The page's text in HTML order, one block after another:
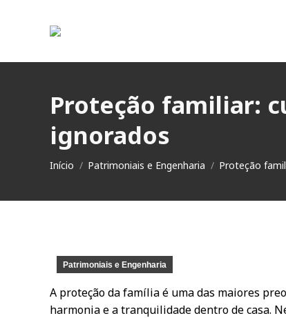
Proteção familiar:
ignorados
Você está aqui:
Início Patrimoniais e Engenharia Proteção
Patrimoniais e Engenharia
A proteção da família é uma das maiores
harmonia e a tranquilidade dentro de casa.